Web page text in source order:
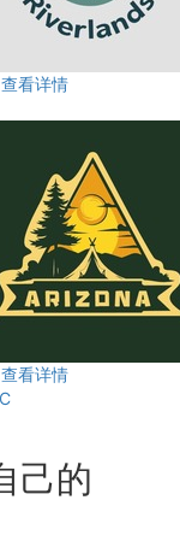
查看详情
查看详情
己的